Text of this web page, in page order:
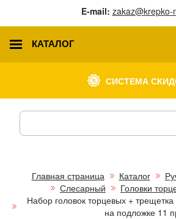
E-mail: zakaz@krepko-
КАТАЛОГ
СИСТЕМА
Главная страница Каталог
Слесарный
Головки
Набор головок торцевых +
на подложке 11